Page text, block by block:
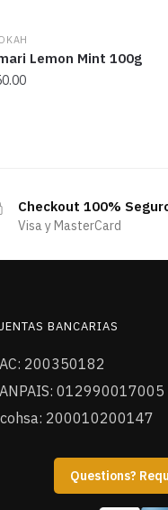
Questions?
Lemon Mint 100g
Checkout 100%
Visa y MasterCard
BANCARIAS
200350182
012990017005
200010200147